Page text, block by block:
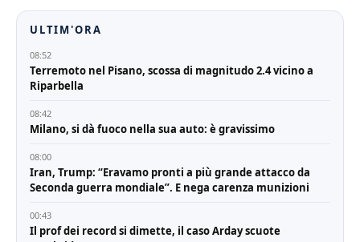
ULTIM'ORA
08:52
Terremoto nel Pisano, scossa di magnitudo 2.4 vicino a
Riparbella
08:42
Milano, si dà fuoco nella sua auto: è gravissimo
08:00
Iran, Trump: “Eravamo pronti a più grande attacco da
Seconda guerra mondiale”. E nega carenza munizioni
00:43
Il prof dei record si dimette, il caso Arday scuote